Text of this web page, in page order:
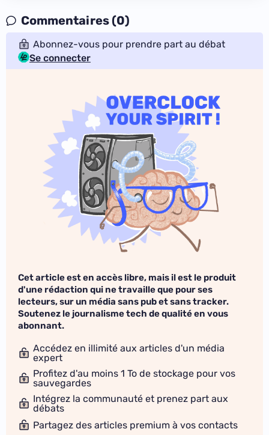
Commentaires (0)
Abonnez-vous pour prendre part au débat
Se connecter
Cet article est en accès libre, mais il est le produit
d'une rédaction qui ne travaille que pour ses
lecteurs, sur un média sans pub et sans tracker.
Soutenez le journalisme tech de qualité en vous
abonnant.
Accédez en illimité aux articles d'un média
expert
Profitez d'au moins 1 To de stockage pour vos
sauvegardes
Intégrez la communauté et prenez part aux
débats
Partagez des articles premium à vos contacts